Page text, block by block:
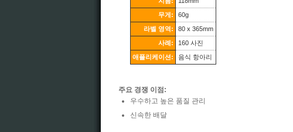
무게:
60g
라벨 영역:
80 x 365mm
사례:
160 사진
애플리케이션:
음식 항아리
주요 경쟁 이점:
우수하고 높은 품질 관리
신속한 배달